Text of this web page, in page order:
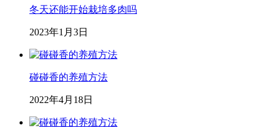
冬天还能开始栽培多肉吗
2023年1月3日
碰碰香的养殖方法
2022年4月18日